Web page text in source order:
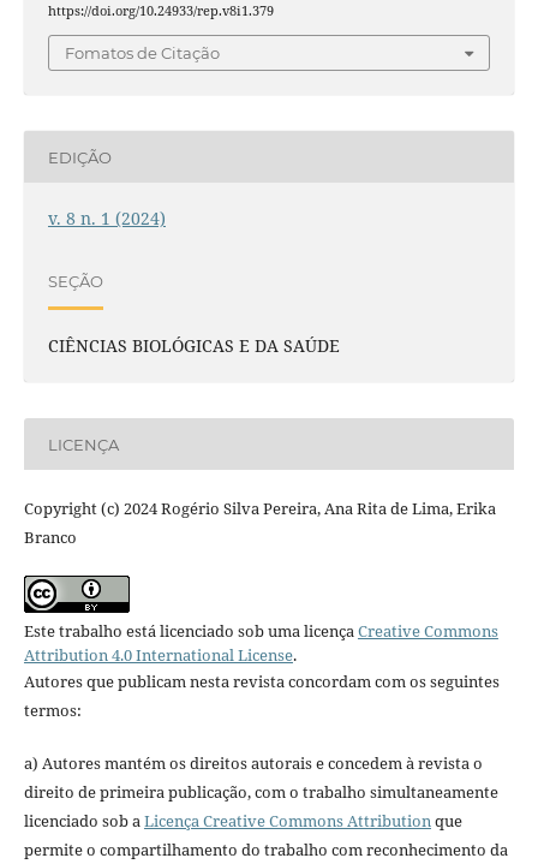
https://doi.org/10.24933/rep.v8i1.379
Fomatos de Citação
EDIÇÃO
v. 8 n. 1 (2024)
SEÇÃO
CIÊNCIAS BIOLÓGICAS E DA SAÚDE
LICENÇA
Copyright (c) 2024 Rogério Silva Pereira, Ana Rita de Lima, Erika
Branco
Este trabalho está licenciado sob uma licençaCreative Commons
Attribution 4.0 International License.
Autores que publicam nesta revista concordam com os seguintes
termos:
a) Autores mantém os direitos autorais e concedem à revista o
direito de primeira publicação, com o trabalho simultaneamente
licenciado sob aLicença Creative Commons Attributionque
permite o compartilhamento do trabalho com reconhecimento da